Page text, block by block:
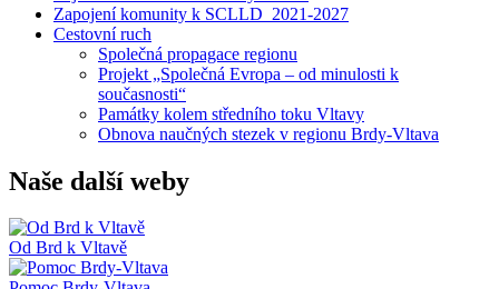
Zapojení komunity k SCLLD_2021-2027
Cestovní ruch
Společná propagace regionu
Projekt „Společná Evropa – od minulosti k
současnosti“
Památky kolem středního toku Vltavy
Obnova naučných stezek v regionu Brdy-Vltava
Naše další weby
Od Brd k Vltavě